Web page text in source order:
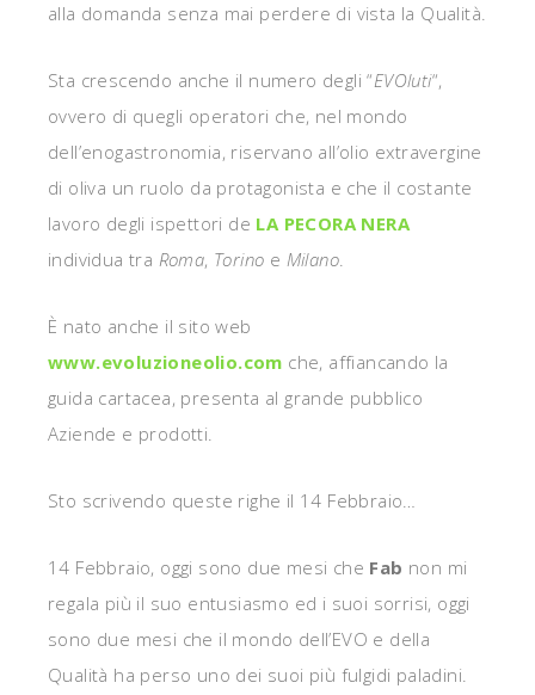
alla domanda senza mai perdere di vista la Qualità.
Sta crescendo anche il numero degli “EVOluti“,
ovvero di quegli operatori che, nel mondo
dell’enogastronomia, riservano all’olio extravergine
di oliva un ruolo da protagonista e che il costante
lavoro degli ispettori de LA PECORA NERA
individua tra Roma, Torino e Milano.
È nato anche il sito web
www.evoluzioneolio.com che, affiancando la
guida cartacea, presenta al grande pubblico
Aziende e prodotti.
Sto scrivendo queste righe il 14 Febbraio…
14 Febbraio, oggi sono due mesi che Fab non mi
regala più il suo entusiasmo ed i suoi sorrisi, oggi
sono due mesi che il mondo dell’EVO e della
Qualità ha perso uno dei suoi più fulgidi paladini.